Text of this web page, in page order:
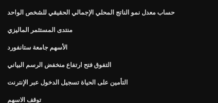
حساب معدل نمو الناتج المحلي الإجمالي الحقيقي للشخص الواحد
منتدى المستثمر الماليزي
الأسهم جامعة ستانفورد
التفوق فتح ارتفاع منخفض الرسم البياني
التأمين على الحياة تسجيل الدخول عبر الإنترنت
توقف الاسهم